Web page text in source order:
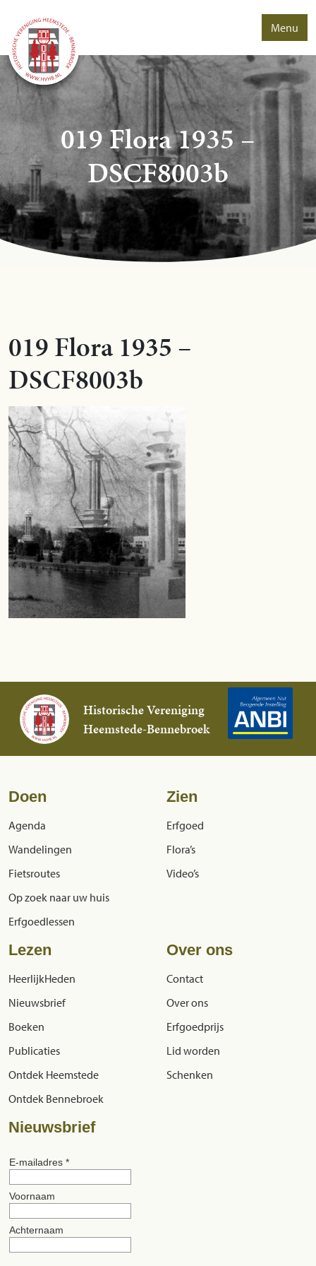
Menu
019 Flora 1935 –
DSCF8003b
019 Flora 1935 –
DSCF8003b
Historische Vereniging
Heemstede-Bennebroek
Doen
Agenda
Wandelingen
Fietsroutes
Op zoek naar uw huis
Erfgoedlessen
Zien
Erfgoed
Flora’s
Video’s
Lezen
HeerlijkHeden
Nieuwsbrief
Boeken
Publicaties
Ontdek Heemstede
Ontdek Bennebroek
Over ons
Contact
Over ons
Erfgoedprijs
Lid worden
Schenken
Nieuwsbrief